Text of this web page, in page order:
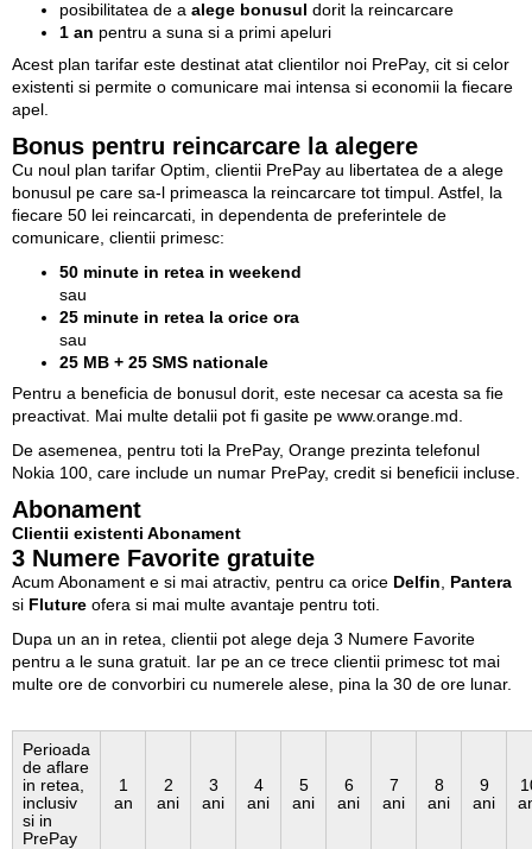
posibilitatea de a alege bonusul dorit la reincarcare
1 an pentru a suna si a primi apeluri
Acest plan tarifar este destinat atat clientilor noi PrePay, cit si celor
existenti si permite o comunicare mai intensa si economii la fiecare
apel.
Bonus pentru reincarcare la alegere
Cu noul plan tarifar Optim, clientii PrePay au libertatea de a alege
bonusul pe care sa-l primeasca la reincarcare tot timpul. Astfel, la
fiecare 50 lei reincarcati, in dependenta de preferintele de
comunicare, clientii primesc:
50 minute in retea in weekend
sau
25 minute in retea la orice ora
sau
25 MB + 25 SMS nationale
Pentru a beneficia de bonusul dorit, este necesar ca acesta sa fie
preactivat. Mai multe detalii pot fi gasite pe www.orange.md
De asemenea, pentru toti la PrePay, Orange prezinta telefonul
Nokia 100, care include un numar PrePay, credit si beneficii incluse.
Abonament
Clientii existenti Abonament
3 Numere Favorite gratuite
Acum Abonament e si mai atractiv, pentru ca orice Delfin
Pantera
si Fluture ofera si mai multe avantaje pentru toti.
Dupa un an in retea, clientii pot alege deja 3 Numere Favorite
pentru a le suna gratuit. Iar pe an ce trece clientii primesc tot mai
multe ore de convorbiri cu numerele alese, pina la 30 de ore lunar.
Perioada
de aflare
in retea,
inclusiv
si in
PrePay
1
an
2
ani
3
ani
4
ani
5
ani
6
ani
7
ani
8
ani
9
ani